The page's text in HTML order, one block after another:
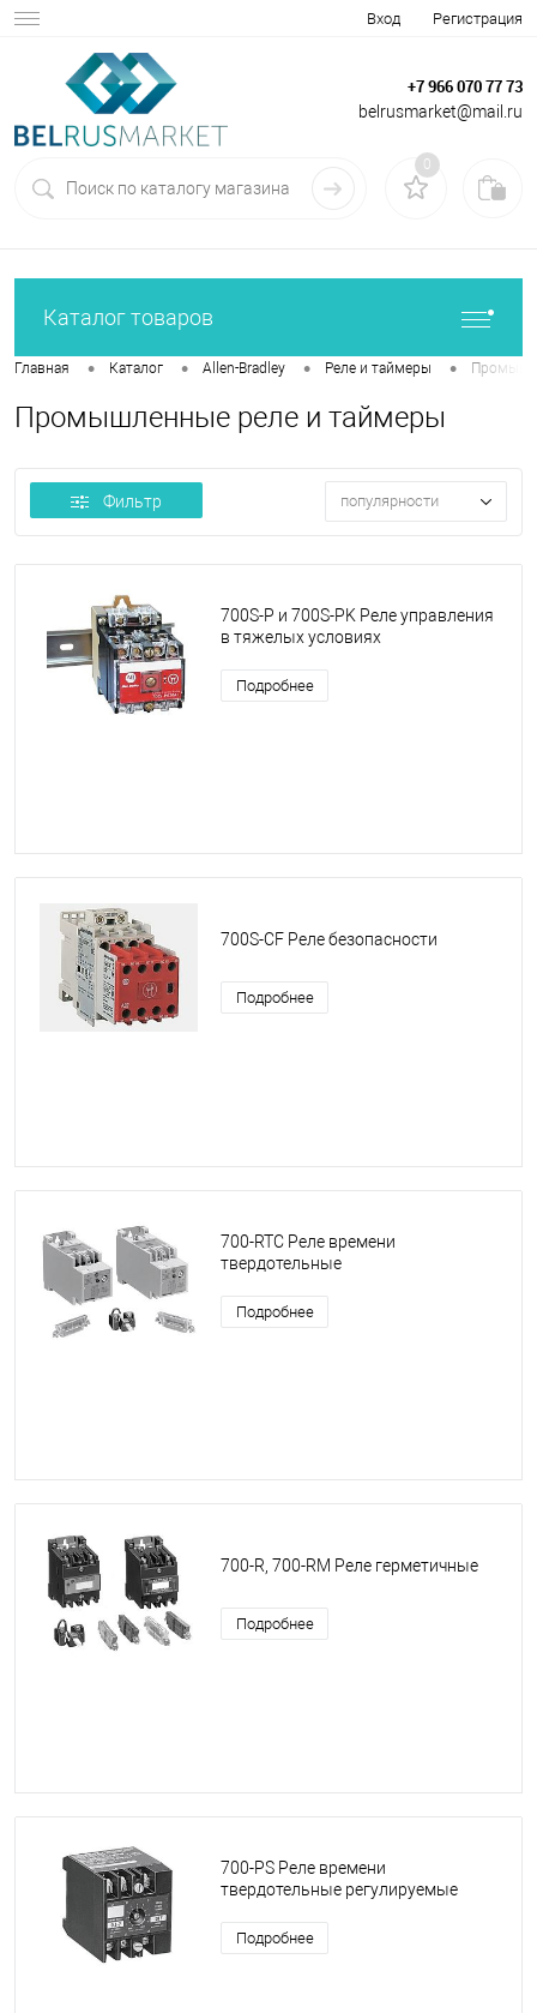
Вход Регистрация
+7 966 070 77 73
belrusmarket@mail.ru
0
Каталог товаров
Главная • Каталог • Allen-Bradley • Реле и таймеры •
Промышленные реле и таймеры
Фильтр популярности
700S-P и 700S-PK Реле управления
в тяжелых условиях
Подробнее
700S-CF Реле безопасности
Подробнее
700-RTC Реле времени
твердотельные
Подробнее
700-R, 700-RM Реле герметичные
Подробнее
700-PS Реле времени
твердотельные регулируемые
Подробнее